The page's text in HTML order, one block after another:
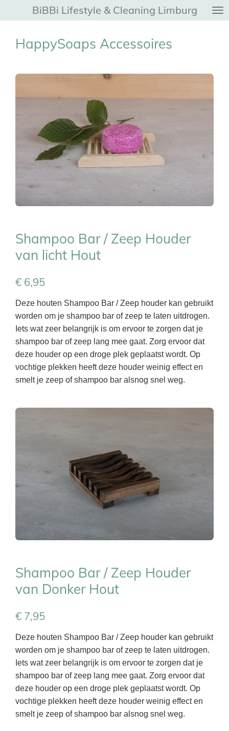
direct
BiBBi Lifestyle & Cleaning Limburg
HappySoaps Accessoires
Shampoo Bar / Zeep Houder
van licht Hout
€ 6,95
Deze houten Shampoo Bar / Zeep houder kan gebruikt
worden om je shampoo bar of zeep te laten uitdrogen.
Iets wat zeer belangrijk is om ervoor te zorgen dat je
shampoo bar of zeep lang mee gaat. Zorg ervoor dat
deze houder op een droge plek geplaatst wordt. Op
vochtige plekken heeft deze houder weinig effect en
smelt je zeep of shampoo bar alsnog snel weg.
Shampoo Bar / Zeep Houder
van Donker Hout
€ 7,95
Deze houten Shampoo Bar / Zeep houder kan gebruikt
worden om je shampoo bar of zeep te laten uitdrogen.
Iets wat zeer belangrijk is om ervoor te zorgen dat je
shampoo bar of zeep lang mee gaat. Zorg ervoor dat
deze houder op een droge plek geplaatst wordt. Op
vochtige plekken heeft deze houder weinig effect en
smelt je zeep of shampoo bar alsnog snel weg.